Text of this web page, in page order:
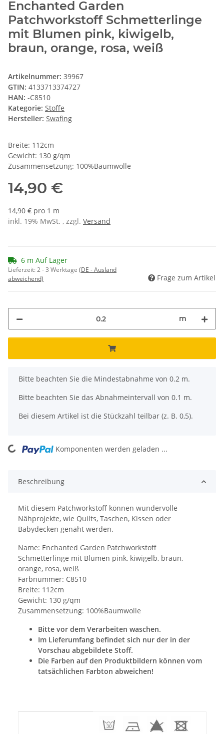
Enchanted Garden
Patchworkstoff Schmetterlinge
mit Blumen pink, kiwigelb,
braun, orange, rosa, weiß
Artikelnummer: 39967
GTIN: 4133713374727
HAN: -C8510
Kategorie: Stoffe
Hersteller: Swafing
Breite: 112cm
Gewicht: 130 g/qm
Zusammensetzung: 100%Baumwolle
14,90 €
14,90 € pro 1 m
inkl. 19% MwSt. , zzgl. Versand
6 m Auf Lager
Lieferzeit:2 - 3 Werktage (DE - Ausland
abweichend)
Frage zum Artikel
m
x
Bitte beachten Sie die Mindestabnahme von 0.2 m.
Bitte beachten Sie das Abnahmeintervall von 0.1 m.
Bei diesem Artikel ist die Stückzahl teilbar (z. B. 0,5).
Komponenten werden geladen ...
Beschreibung
Mit diesem Patchworkstoff können wundervolle
Nähprojekte, wie Quilts, Taschen, Kissen oder
Babydecken genäht werden.
Name: Enchanted Garden Patchworkstoff
Schmetterlinge mit Blumen pink, kiwigelb, braun,
orange, rosa, weiß
Farbnummer: C8510
Breite: 112cm
Gewicht: 130 g/qm
Zusammensetzung: 100%Baumwolle
Bitte vor dem Verarbeiten waschen.
Im Lieferumfang befindet sich nur der in der
Vorschau abgebildete Stoff.
Die Farben auf den Produktbildern können vom
tatsächlichen Farbton abweichen!